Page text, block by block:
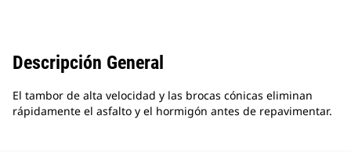
Descripción General
El tambor de alta velocidad y las brocas cónicas eliminan
rápidamente el asfalto y el hormigón antes de repavimentar.